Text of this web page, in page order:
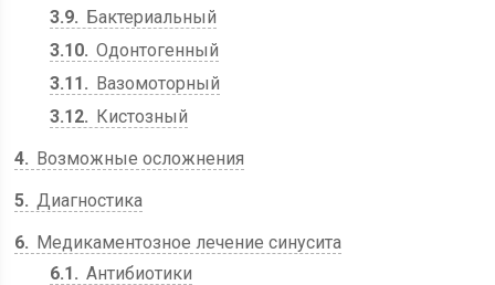
3.9
Бактериальный
3.10 Одонтогенный
3.11
Вазомоторный
3.12
Кистозный
4
Возможные осложнения
5 Диагностика
6
Медикаментозное лечение синусита
6.1
Антибиотики